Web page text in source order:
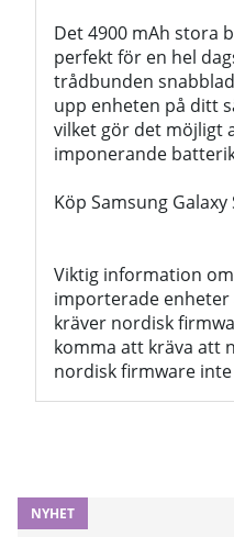
Det 4900 mAh stora
perfekt för en hel
trådbunden
upp enheten på ditt
vilket gör det möjligt
imponerande
Köp Samsung
Viktig information
importerade enheter
kräver nordisk
komma att kräva att
nordisk firmware
NYHET